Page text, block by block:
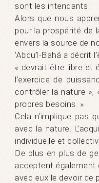
sont les intendants.
Alors que nous
pour la prospérité de
envers la source de
‘Abdu’l-Bahá a
« devrait être libre et
l’exercice de
contrôler la nature »,
propres besoins. »
Cela n’implique pas
avec la nature.
individuelle et
De plus en plus de
acceptent également
avec eux le devoir de